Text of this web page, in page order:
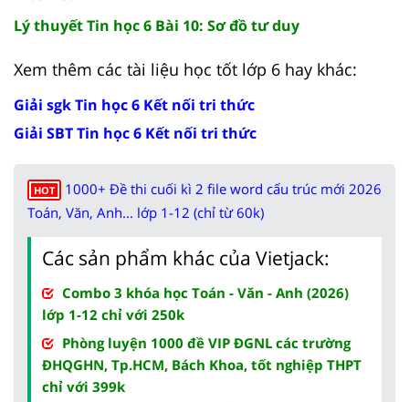
Lý thuyết Tin học 6 Bài 10: Sơ đồ tư duy
Xem thêm các tài liệu học tốt lớp 6 hay khác:
Giải sgk Tin học 6 Kết nối tri thức
Giải SBT Tin học 6 Kết nối tri thức
HOT
1000+ Đề thi cuối kì 2 file word cấu trúc mới 2026
Toán, Văn, Anh... lớp 1-12 (chỉ từ 60k)
Các sản phẩm khác của Vietjack:
Combo 3 khóa học Toán - Văn - Anh (2026)
lớp 1-12 chỉ với 250k
Phòng luyện 1000 đề VIP ĐGNL các trường
ĐHQGHN, Tp.HCM, Bách Khoa, tốt nghiệp THPT
chỉ với 399k